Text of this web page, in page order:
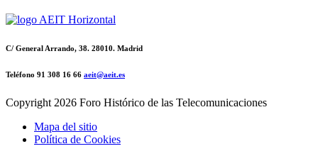
C/ General Arrando, 38. 28010. Madrid
Teléfono 91 308 16 66 aeit@aeit.es
Copyright 2026 Foro Histórico de las Telecomunicaciones
Mapa del sitio
Política de Cookies